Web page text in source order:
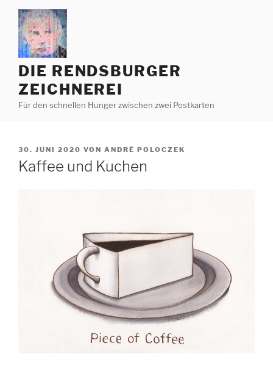
Zum
Inhalt
springen
DIE RENDSBURGER
ZEICHNEREI
Für den schnellen Hunger zwischen zwei Postkarten
VERÖFFENTLICHT
AM
30. JUNI 2020 VON ANDRÉ POLOCZEK
Kaffee und Kuchen